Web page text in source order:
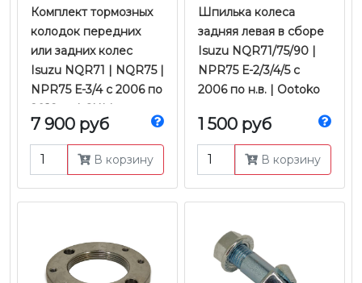
Комплект тормозных
колодок передних
или задних колес
Isuzu NQR71 | NQR75 |
NPR75 Е-3/4 с 2006 по
2018 гг. | CHM
7 900 руб
В корзину
Шпилька колеса
задняя левая в сборе
Isuzu NQR71/75/90 |
NPR75 Е-2/3/4/5 с
2006 по н.в. | Ootoko
1 500 руб
В корзину